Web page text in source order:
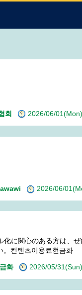
회
2026/06/
2026/06/
化に関心のある方は、ぜ
。컨텐츠이용료현금화
화 2026/05/